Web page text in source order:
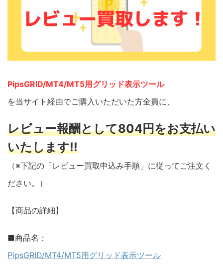
PipsGRID/MT4/MT5用グリッド表示ツール
を当サイト経由でご購入いただいた方全員に、
レビュー報酬として804円をお支払い
いたします!!
（※下記の「レビュー買取申込み手順」に従ってご注文く
ださい。）
【商品の詳細】
■商品名：
PipsGRID/MT4/MT5用グリッド表示ツール